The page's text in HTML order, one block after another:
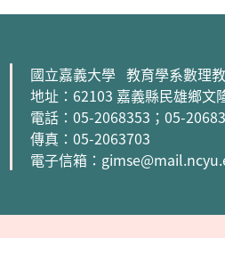
國立嘉義大學 教育學系數理
地址：62103 嘉義縣民雄鄉文
電話：05-2068353 ；05-
傳真：05-2063703
電子信箱：